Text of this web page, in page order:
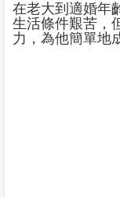
在老大到適婚年
生活條件艱苦，
力，為他簡單地